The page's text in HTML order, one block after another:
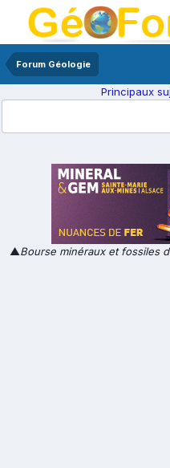
Forum Géologie
Principaux
▲Bourse minéraux et fossiles